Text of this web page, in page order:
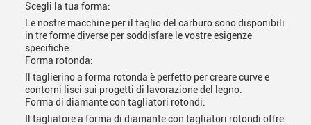
Scegli la tua forma:
Le nostre macchine per il taglio del carburo sono disponibili
in tre forme diverse per soddisfare le vostre esigenze
specifiche:
Forma rotonda:
Il taglierino a forma rotonda è perfetto per creare curve e
contorni lisci sui progetti di lavorazione del legno.
Forma di diamante con tagliatori rotondi:
Il tagliatore a forma di diamante con tagliatori rotondi offre